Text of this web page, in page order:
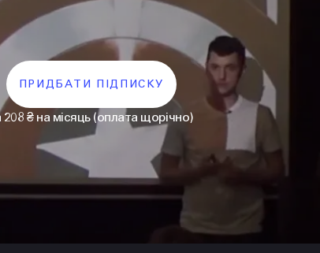
ПРИДБАТИ ПІДПИСКУ
208 ₴ на місяць (оплата щорічно)